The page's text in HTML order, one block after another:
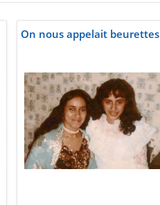
On nous appelait beurettes